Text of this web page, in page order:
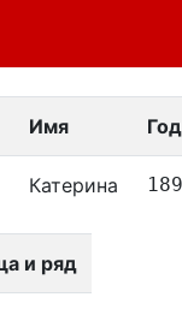
Имя
Катерина
и ряд